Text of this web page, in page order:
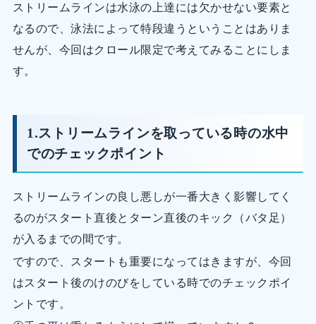
ストリームラインは水泳の上達には欠かせない要素と
なるので、泳法によって特段違うということはありま
せんが、今回はクロール限定で考えてみることにしま
す。
1.ストリームラインを取っている時の水中
でのチェックポイント
ストリームラインの良し悪しが一番大きく影響してく
るのがスタート直後とターン直後のキック（バタ足）
が入るまでの間です。
ですので、スタートも重要になってはきますが、今回
はスタート後のけのびをしている時でのチェックポイ
ントです。